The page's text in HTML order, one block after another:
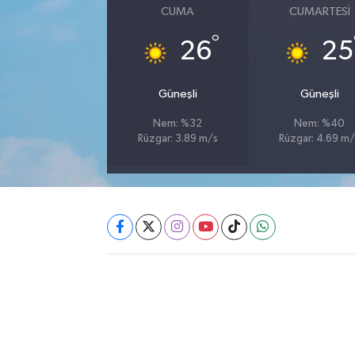
CUMA
26°
Güneşli
Nem: %32
Rüzgar: 3.89 m/s
CUMARTESI
25
Güneşli
Nem: %40
Rüzgar: 4.69